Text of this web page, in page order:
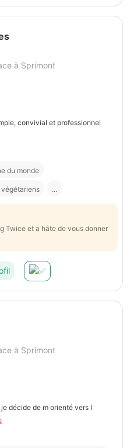
à Sprimont
convivial et professionnel
du monde
végétariens ...
Twice et a hâte de vous donner
à Sprimont
décide de m orienté vers l